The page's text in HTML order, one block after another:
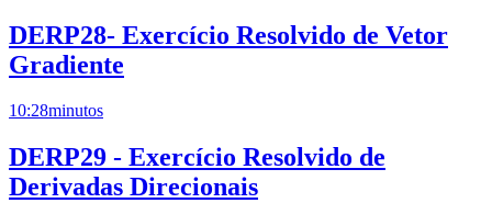
DERP28- Exercício Resolvido de Vetor
Gradiente
10:28minutos
DERP29 - Exercício Resolvido de
Derivadas Direcionais